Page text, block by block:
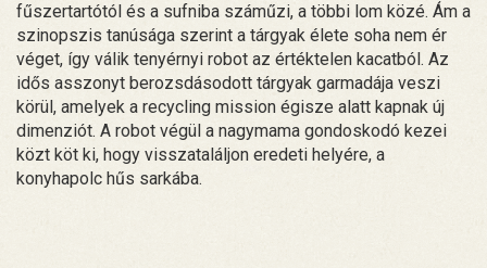
fűszertartótól és a sufniba száműzi, a többi lom közé. Ám a
szinopszis tanúsága szerint a tárgyak élete soha nem ér
véget, így válik tenyérnyi robot az értéktelen kacatból. Az
idős asszonyt berozsdásodott tárgyak garmadája veszi
körül, amelyek a recycling mission égisze alatt kapnak új
dimenziót. A robot végül a nagymama gondoskodó kezei
közt köt ki, hogy visszataláljon eredeti helyére, a
konyhapolc hűs sarkába.